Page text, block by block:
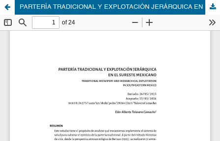
PARTERÍA TRADICIONAL Y EXPLOTACIÓN JERÁRQUICA EN EL SURESTE MEXICANO